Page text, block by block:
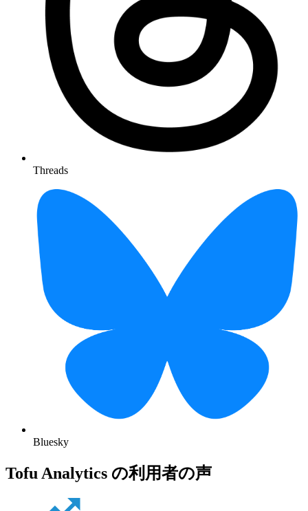
Threads
Bluesky
Tofu Analytics の利用者の声